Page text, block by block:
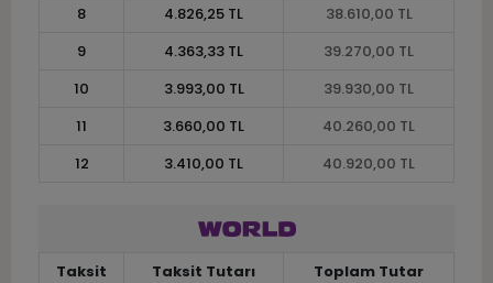
8
4.826,25 TL
38.610,00 TL
9
4.363,33 TL
39.270,00 TL
10
3.993,00 TL
39.930,00 TL
11
3.660,00 TL
40.260,00 TL
12
3.410,00 TL 40.920,00 TL
Taksit Taksit Tutarı
Toplam Tutar